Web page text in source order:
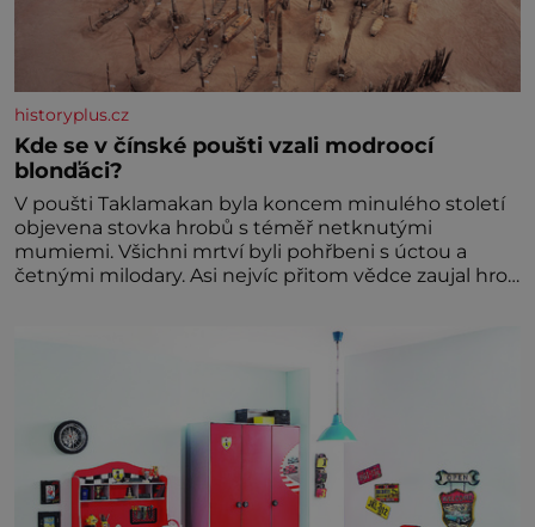
historyplus.cz
Kde se v čínské poušti vzali modroocí
blonďáci?
V poušti Taklamakan byla koncem minulého století
objevena stovka hrobů s téměř netknutými
mumiemi. Všichni mrtví byli pohřbeni s úctou a
četnými milodary. Asi nejvíc přitom vědce zaujal hrob
dávných lidí nesmírně dobře zachovalá, přičítají
odborníci zdejším klimatickým podmínkám. Sucho,